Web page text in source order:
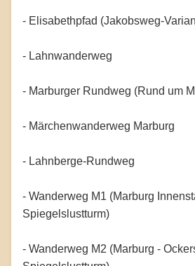
- Elisabethpfad (Jakobsweg-
- Lahnwanderweg
- Marburger Rundweg (Rund um
- Märchenwanderweg Marburg
- Lahnberge-Rundweg
- Wanderweg M1 (Marburg
Spiegelslustturm)
- Wanderweg M2 (Marburg -